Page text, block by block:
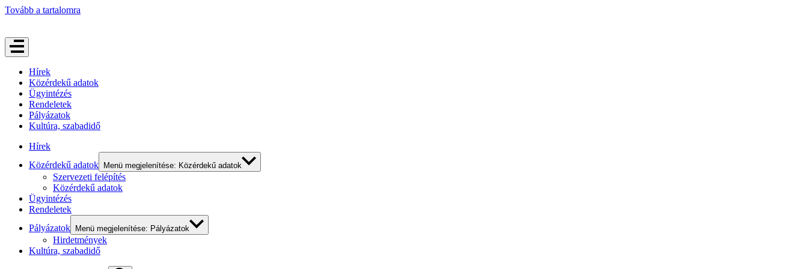
Tovább a tartalomra
Hírek
Közérdekű adatok
Ügyintézés
Rendeletek
Pályázatok
Kultúra, szabadidő
Hírek
Közérdekű adatok
Menü megjelenítése: Közérdekű adatok
Szervezeti felépítés
Közérdekű adatok
Ügyintézés
Rendeletek
Pályázatok
Menü megjelenítése: Pályázatok
Hirdetmények
Kultúra, szabadidő